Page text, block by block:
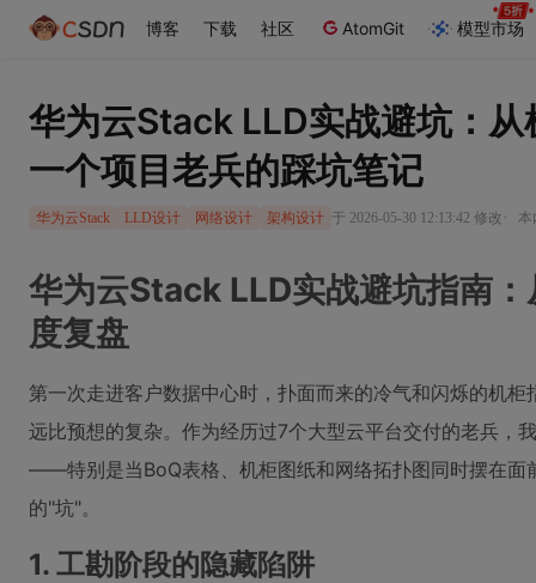
博客 下载 社区 AtomGit 模型市场
华为云Stack LLD实战避坑：
一个项目老兵的踩坑笔记
华为云Stack LLD设计 网络设计 架构设计 于 2026-05-30 12:13:42 修改 · 本
华为云Stack LLD实战避坑指南
度复盘
第一次走进客户数据中心时，扑面而来的冷气和闪烁的机
远比预想的复杂。作为经历过7个大型云平台交付的老兵，
——特别是当BoQ表格、机柜图纸和网络拓扑图同时摆在面
的"坑"。
1. 工勘阶段的隐藏陷阱